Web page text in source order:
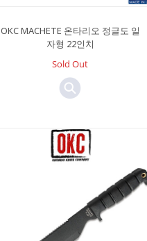
OKC MACHETE 온타리오 정글도 일
자형 22인치
Sold Out